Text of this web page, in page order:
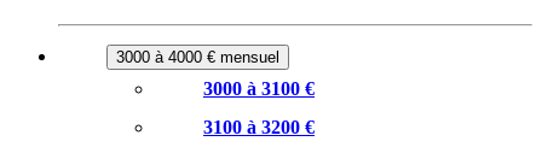
3000 à 4000 € mensuel
3000 à 3100 €
3100 à 3200 €